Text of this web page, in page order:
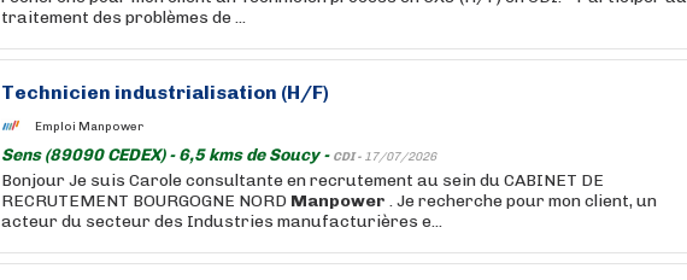
traitement des problèmes de ...
Technicien industrialisation (H/F)
Emploi Manpower
Sens (89090 CEDEX) - 6,5 kms de Soucy - CDI - 17/07/2026
Bonjour Je suis Carole consultante en recrutement au sein du CABINET DE
RECRUTEMENT BOURGOGNE NORD Manpower . Je recherche pour mon client, un
acteur du secteur des Industries manufacturières e...